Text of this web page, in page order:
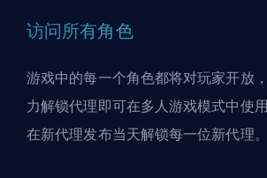
访问所有角色
游戏中的每一个角色都将对玩家开放
力解锁代理即可在多人游戏模式中使
在新代理发布当天解锁每一位新代理。